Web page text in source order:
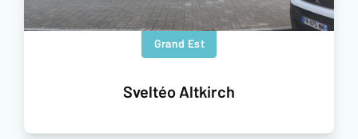
Grand Est
Sveltéo Altkirch